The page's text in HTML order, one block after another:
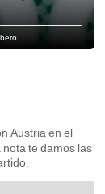
Austria en el
nota te damos las